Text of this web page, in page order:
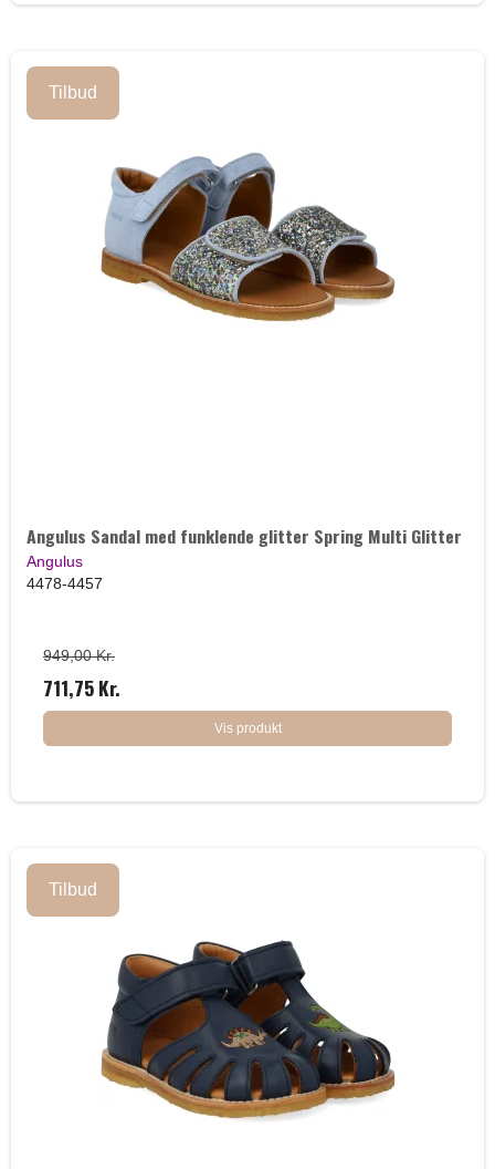
Tilbud
Angulus Sandal med funklende glitter Spring Multi Glitter
Angulus
4478-4457
949,00 Kr.
711,75 Kr.
Vis produkt
Tilbud